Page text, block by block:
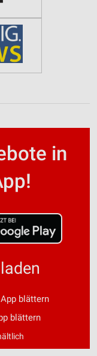
in
blättern
blättern